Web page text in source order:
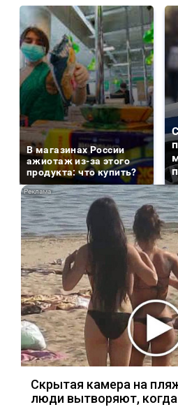
В магазинах России
ажиотаж из-за этого
продукта: что купить?
Скрытая камера на
люди вытворяют, когда